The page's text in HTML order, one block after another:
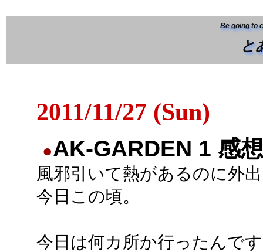
Be going to
と
2011/11/27 (Sun)
●AK-GARDEN 1 感想
風邪引いて熱があるのに外
今日この頃。
今日は何カ所か行ったんで